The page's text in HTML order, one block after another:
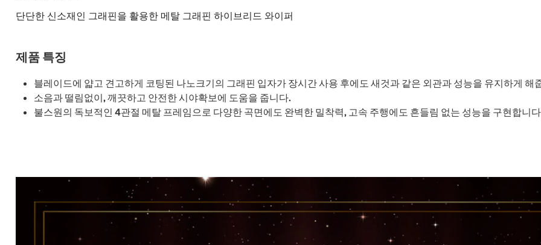
단단한 신소재인 그래핀을 활용한 메탈 그래핀 하이브리드 와이퍼
제품 특징
블레이드에 얇고 견고하게 코팅된 나노크기의 그래핀 입자가 장시간 사용 후에도 새것과 같은 외관과 성능을 유지하게 해
소음과 떨림없이, 깨끗하고 안전한 시야확보에 도움을 줍니다.
불스원의 독보적인 4관절 메탈 프레임으로 다양한 곡면에도 완벽한 밀착력, 고속 주행에도 흔들림 없는 성능을 구현합니